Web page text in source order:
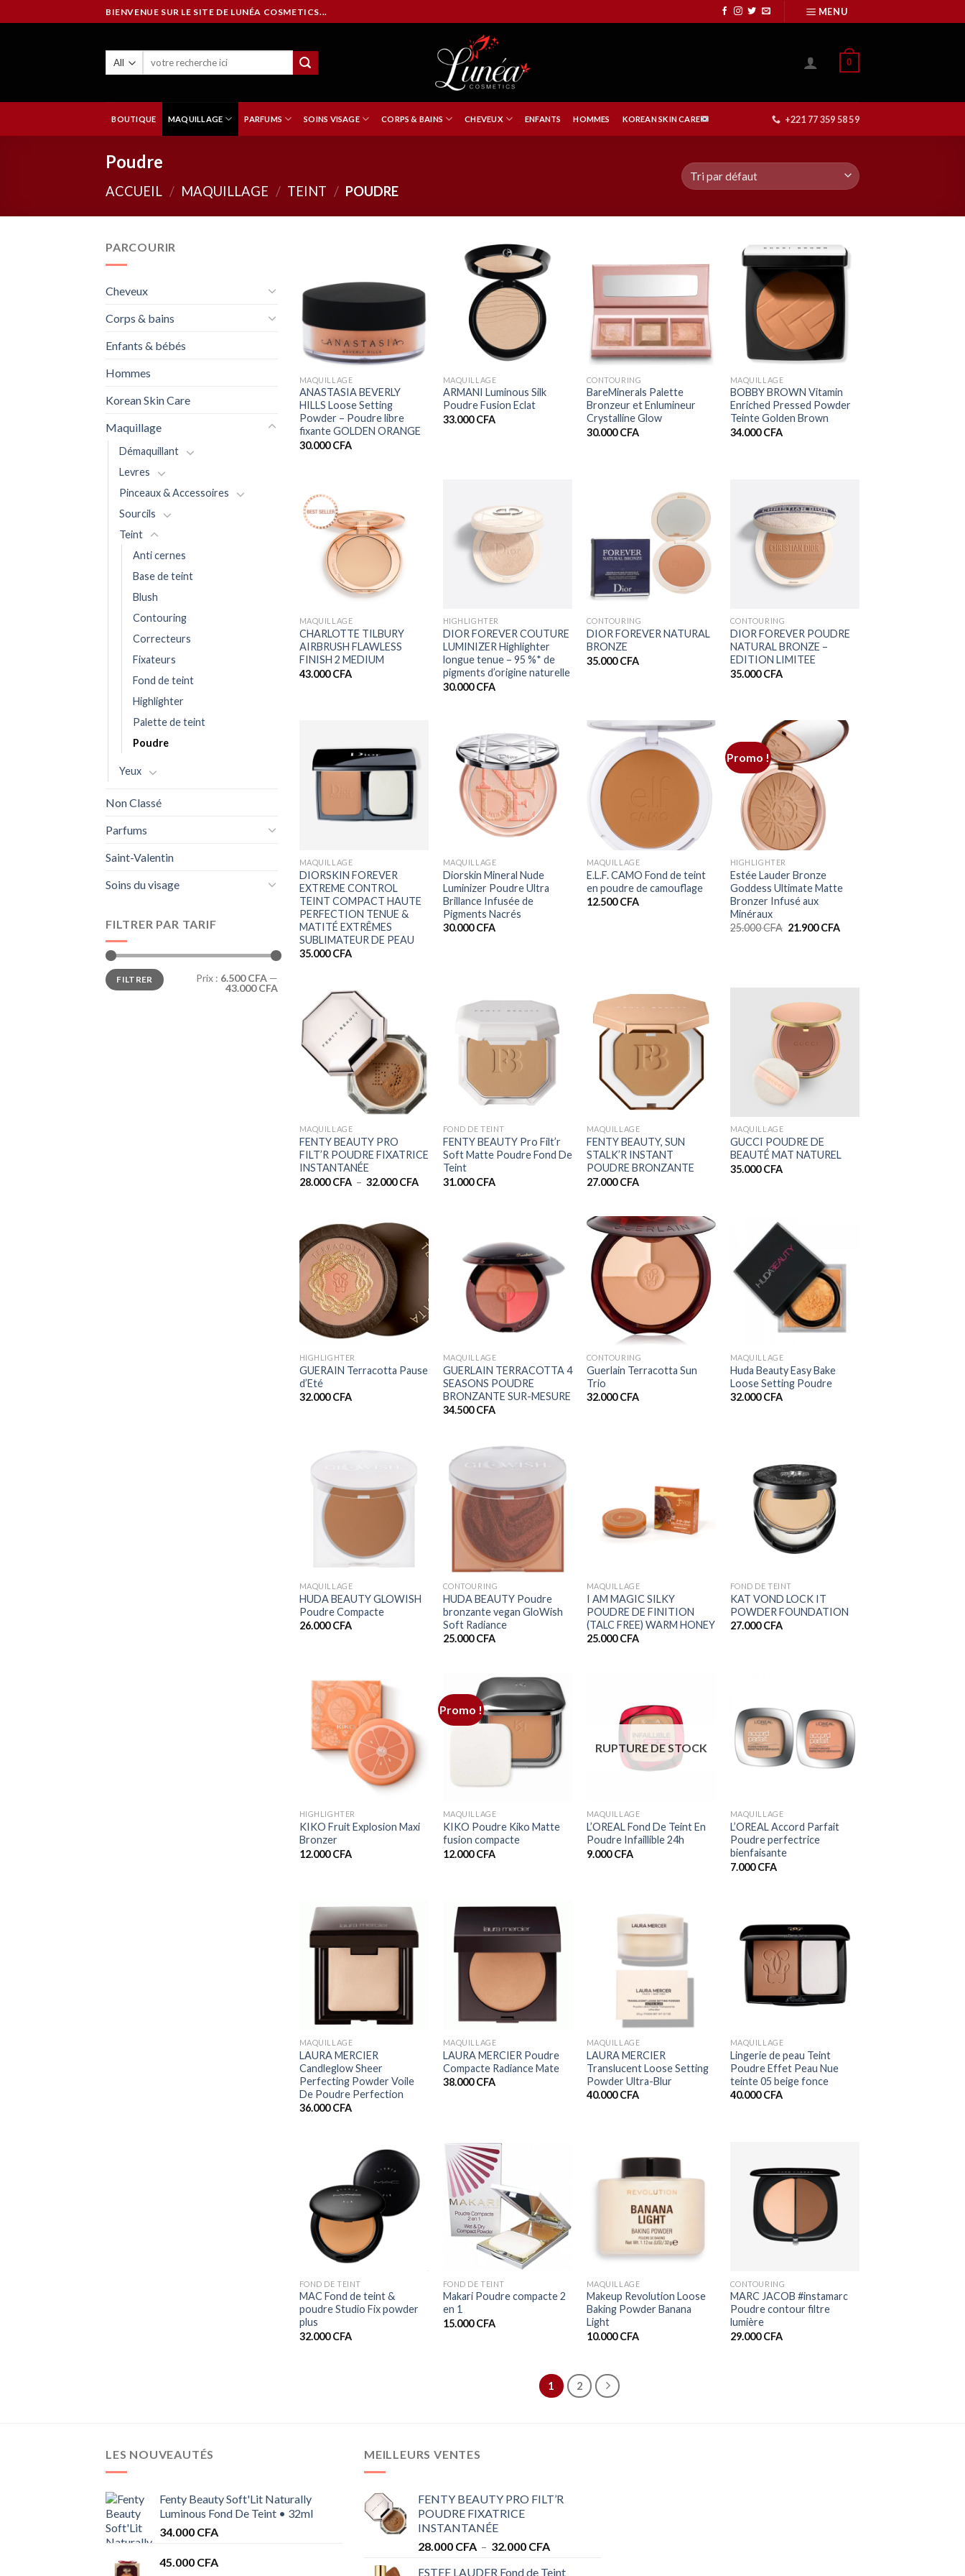
to
BIENVENUE SUR LE SITE DE LUNÉA COSMETICS... MENU
0
BOUTIQUE MAQUILLAGE PARFUMS SOINS VISAGE CORPS & BAINS CHEVEUX ENFANTS HOMMES KOREAN SKIN CARE +221 77 359 58 59
Poudre
ACCUEIL / MAQUILLAGE / TEINT / POUDRE
PARCOURIR
Cheveux
Corps & bains
Enfants & bébés
Hommes
Korean Skin Care
Maquillage
Démaquillant
Levres
Pinceaux & Accessoires
Sourcils
Teint
Anti cernes
Base de teint
Blush
Contouring
Correcteurs
Fixateurs
Fond de teint
Highlighter
Palette de teint
Poudre
Yeux
Non Classé
Parfums
Saint-Valentin
Soins du visage
FILTRER PAR TARIF
Prix
min
Prix
maxFILTRER Prix : 6.500 CFA —
43.000 CFA
+
MAQUILLAGE
ANASTASIA BEVERLY
HILLS Loose Setting
Powder – Poudre libre
fixante GOLDEN ORANGE
30.000CFA
MAQUILLAGE
ARMANI Luminous Silk
Poudre Fusion Eclat
33.000CFA
+
CONTOURING
BareMinerals Palette
Bronzeur et Enlumineur
Crystalline Glow
30.000CFA
+
MAQUILLAGE
BOBBY BROWN Vitamin
Enriched Pressed Powder
Teinte Golden Brown
34.000CFA
MAQUILLAGE
CHARLOTTE TILBURY
AIRBRUSH FLAWLESS
FINISH 2 MEDIUM
43.000CFA
HIGHLIGHTER
DIOR FOREVER COUTURE
LUMINIZER Highlighter
longue tenue – 95 %* de
pigments d’origine naturelle
30.000CFA
+
CONTOURING
DIOR FOREVER NATURAL
BRONZE
35.000CFA
CONTOURING
DIOR FOREVER POUDRE
NATURAL BRONZE –
EDITION LIMITEE
35.000CFA
MAQUILLAGE
DIORSKIN FOREVER
EXTREME CONTROL
TEINT COMPACT HAUTE
PERFECTION TENUE &
MATITÉ EXTRÊMES
SUBLIMATEUR DE PEAU
35.000CFA
MAQUILLAGE
Diorskin Mineral Nude
Luminizer Poudre Ultra
Brillance Infusée de
Pigments Nacrés
30.000CFA
+
MAQUILLAGE
E.L.F. CAMO Fond de teint
en poudre de camouflage
12.500CFA
Promo !
+
HIGHLIGHTER
Estée Lauder Bronze
Goddess Ultimate Matte
Bronzer Infusé aux
Minéraux
25.000CFA Le
21.900CFALe
MAQUILLAGE
FENTY BEAUTY PRO
FILT’R POUDRE FIXATRICE
INSTANTANÉE
28.000CFA – 32.000CFAPlage
32.000 CFA
FOND DE TEINT
FENTY BEAUTY Pro Filt’r
Soft Matte Poudre Fond De
Teint
31.000CFA
MAQUILLAGE
FENTY BEAUTY, SUN
STALK’R INSTANT
POUDRE BRONZANTE
27.000CFA
MAQUILLAGE
GUCCI POUDRE DE
BEAUTÉ MAT NATUREL
35.000CFA
+
HIGHLIGHTER
GUERAIN Terracotta Pause
d’Eté
32.000CFA
MAQUILLAGE
GUERLAIN TERRACOTTA 4
SEASONS POUDRE
BRONZANTE SUR-MESURE
34.500CFA
CONTOURING
Guerlain Terracotta Sun
Trio
32.000CFA
MAQUILLAGE
Huda Beauty Easy Bake
Loose Setting Poudre
32.000CFA
MAQUILLAGE
HUDA BEAUTY GLOWISH
Poudre Compacte
26.000CFA
CONTOURING
HUDA BEAUTY Poudre
bronzante vegan GloWish
Soft Radiance
25.000CFA
MAQUILLAGE
I AM MAGIC SILKY
POUDRE DE FINITION
(TALC FREE) WARM HONEY
25.000CFA
FOND DE TEINT
KAT VOND LOCK IT
POWDER FOUNDATION
27.000CFA
HIGHLIGHTER
KIKO Fruit Explosion Maxi
Bronzer
12.000CFA
Promo !
+
MAQUILLAGE
KIKO Poudre Kiko Matte
fusion compacte
12.000CFA
RUPTURE DE STOCK
MAQUILLAGE
L’OREAL Fond De Teint En
Poudre Infaillible 24h
9.000CFA
MAQUILLAGE
L’OREAL Accord Parfait
Poudre perfectrice
bienfaisante
7.000CFA
+
MAQUILLAGE
LAURA MERCIER
Candleglow Sheer
Perfecting Powder Voile
De Poudre Perfection
36.000CFA
MAQUILLAGE
LAURA MERCIER Poudre
Compacte Radiance Mate
38.000CFA
MAQUILLAGE
LAURA MERCIER
Translucent Loose Setting
Powder Ultra-Blur
40.000CFA
MAQUILLAGE
Lingerie de peau Teint
Poudre Effet Peau Nue
teinte 05 beige fonce
40.000CFA
FOND DE TEINT
MAC Fond de teint &
poudre Studio Fix powder
plus
32.000CFA
FOND DE TEINT
Makari Poudre compacte 2
en 1
15.000CFA
+
MAQUILLAGE
Makeup Revolution Loose
Baking Powder Banana
Light
10.000CFA
CONTOURING
MARC JACOB #instamarc
Poudre contour filtre
lumière
29.000CFA
1 2
LES NOUVEAUTÉS
Fenty Beauty Soft'Lit Naturally
Luminous Fond De Teint • 32ml
34.000 CFA
45.000 CFA
MEILLEURS VENTES
FENTY BEAUTY PRO FILT’R
POUDRE FIXATRICE
INSTANTANÉE
28.000 CFA – 32.000 CFAPlage
ESTEE LAUDER Fond de Teint